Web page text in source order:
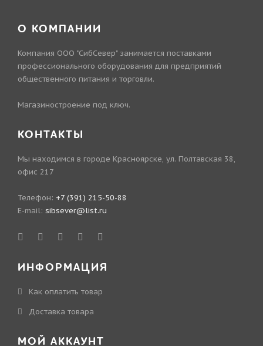
О КОМПАНИИ
Компания ООО "СибСевер" занимается поставками
профессионального оборудования для предприятий
общественного питания и торговли.
Магазиностроение под ключ.
КОНТАКТЫ
Мы находимся в городе Красноярске, ул. Полтавская 38,
офис 217
Телефон: +7 (391) 215-50-88
E-mail: sibsever@list.ru
ИНФОРМАЦИЯ
Как оплатить товар
Доставка товара
МОЙ АККАУНТ